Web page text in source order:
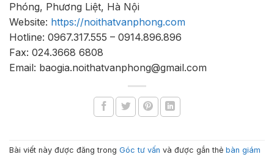
Phóng, Phương Liệt, Hà Nội
Website: https://noithatvanphong.com
Hotline: 0967.317.555 – 0914.896.896
Fax: 024.3668 6808
Email: baogia.noithatvanphong@gmail.com
Bài viết này được đăng trong Góc tư vấn và được gắn thẻ bàn giám